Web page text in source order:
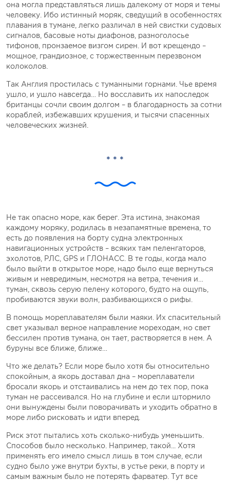
она могла представляться лишь далекому от моря и темы
человеку. Ибо истинный моряк, сведущий в особенностях
плавания в тумане, легко различал в ней свистки судовых
сигналов, басовые ноты диафонов, разноголосье
тифонов, пронзаемое визгом сирен. И вот крещендо –
мощное, грандиозное, с торжественным перезвоном
колоколов.
Так Англия простилась с туманными горнами. Чье время
ушло, и ушло навсегда… Но восславить их напоследок
британцы сочли своим долгом – в благодарность за сотни
кораблей, избежавших крушения, и тысячи спасенных
человеческих жизней.
* * *
Не так опасно море, как берег. Эта истина, знакомая
каждому моряку, родилась в незапамятные времена, то
есть до появления на борту судна электронных
навигационных устройств – всяких там пеленгаторов,
эхолотов, РЛС, GPS и ГЛОНАСС. В те годы, когда мало
было выйти в открытое море, надо было еще вернуться
живым и невредимым, несмотря на ветра, течения и…
туман, сквозь серую пелену которого, будто на ощупь,
пробиваются звуки волн, разбивающихся о рифы.
В помощь мореплавателям были маяки. Их спасительный
свет указывал верное направление мореходам, но свет
бессилен против тумана, он тает, растворяется в нем. А
буруны все ближе, ближе…
Что же делать? Если море было хотя бы относительно
спокойным, а якорь доставал дна – мореплаватели
бросали якорь и отстаивались на нем до тех пор, пока
туман не рассеивался. Но на глубине и если штормило
они вынуждены были поворачивать и уходить обратно в
море либо рисковать и идти вперед.
Риск этот пытались хоть сколько-нибудь уменьшить.
Способов было несколько. Например, такой... Хотя
применять его имело смысл лишь в том случае, если
судно было уже внутри бухты, в устье реки, в порту и
самым важным было не потерять фарватер. Тут все